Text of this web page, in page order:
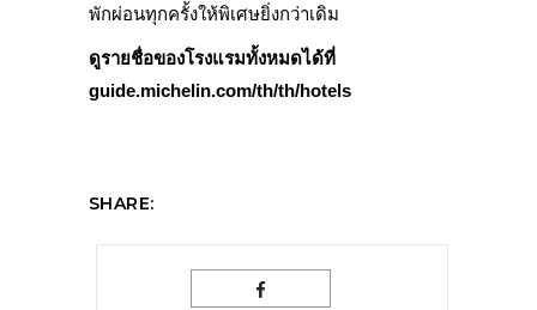
พักผ่อนทุกครั้งให้พิเศษยิ่งกว่าเดิม
ดูรายชื่อของโรงแรมทั้งหมดได้ที่
guide.michelin.com/th/th/hotels
SHARE: